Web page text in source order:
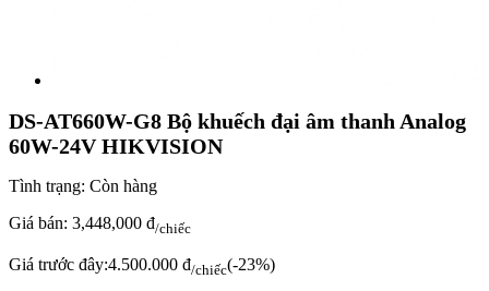
DS-AT660W-G8 Bộ khuếch đại âm thanh Analog
60W-24V HIKVISION
Tình trạng: Còn hàng
Giá bán: 3,448,000 đ/chiếc
Giá trước đây:4.500.000 đ/chiếc(-23%)